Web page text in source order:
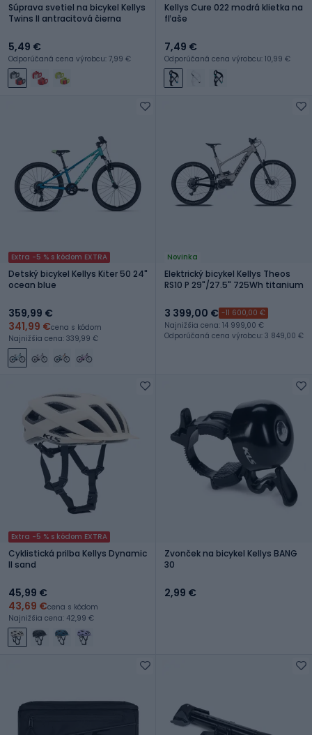
Súprava svetiel na bicykel Kellys
Twins II antracitová čierna
5,49 €
Odporúčaná cena výrobcu: 7,99 €
Kellys Cure 022 modrá klietka na
fľaše
7,49 €
Odporúčaná cena výrobcu: 10,99 €
Extra -5 % s kódom EXTRA
Detský bicykel Kellys Kiter 50 24"
ocean blue
359,99 €
341,99 €cena s kódom
Najnižšia cena: 339,99 €
Novinka
Elektrický bicykel Kellys Theos
RS10 P 29"/27.5" 725Wh titanium
3 399,00 € -11 600,00 €
Najnižšia cena: 14 999,00 €
Odporúčaná cena výrobcu: 3 849,00 €
Extra -5 % s kódom EXTRA
Cyklistická prilba Kellys Dynamic
II sand
45,99 €
43,69 €cena s kódom
Najnižšia cena: 42,99 €
Zvonček na bicykel Kellys BANG
30
2,99 €